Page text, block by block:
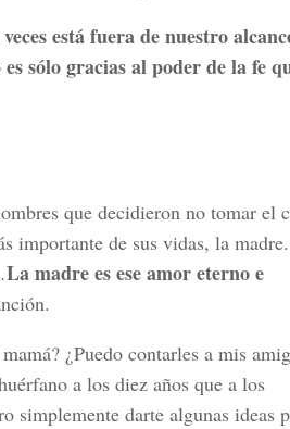
está fuera de nuestro
sólo gracias al poder de la fe
que decidieron no tomar el
importante de sus vidas, la madre.
La madre es ese amor eterno e
¿Puedo contarles a mis
a los diez años que a los
simplemente darte algunas ideas